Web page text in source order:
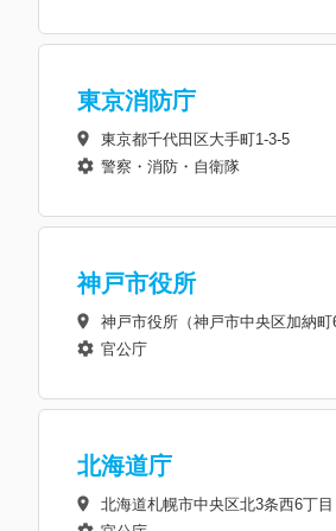
東京消防庁
東京都千代田区大手町1-3-5
警察・消防・自衛隊
神戸市役所
神戸市役所（神戸市中央区加納町
官公庁
北海道庁
北海道札幌市中央区北3条西6丁目